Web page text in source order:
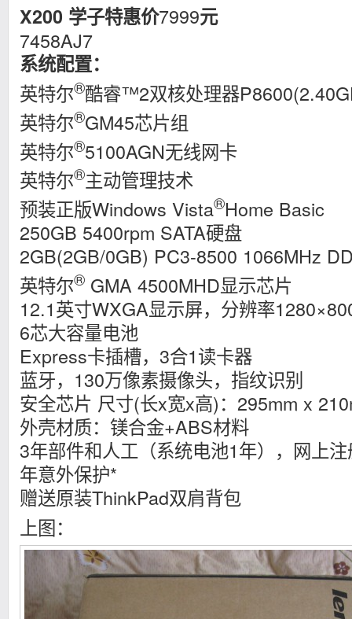
X200 学子特惠价7999元
7458AJ7
系统配置：
英特尔®酷睿™2双核处理器
英特尔®GM45芯片组
英特尔®5100AGN无线网卡
英特尔®主动管理技术
预装正版Windows Vista®Home Basic
250GB 5400rpm SATA硬盘
2GB(2GB/0GB) PC3-8500 1066MHz
英特尔® GMA 4500MHD显示芯片
12.1英寸WXGA显示屏，分辨率
6芯大容量电池
Express卡插槽，3合1读卡器
蓝牙，130万像素摄像头，指纹识别
安全芯片 尺寸(长x宽x高)：295mm x
外壳材质：镁合金+ABS材料
3年部件和人工（系统电池1年），网上
年意外保护*
赠送原装ThinkPad双肩背包
上图：